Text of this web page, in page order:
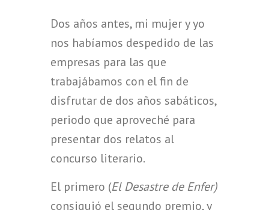
Dos años antes, mi mujer y yo
nos habíamos despedido de las
empresas para las que
trabajábamos con el fin de
disfrutar de dos años sabáticos,
periodo que aproveché para
presentar dos relatos al
concurso literario.
El primero (El Desastre de Enfer)
consiguió el segundo premio, y